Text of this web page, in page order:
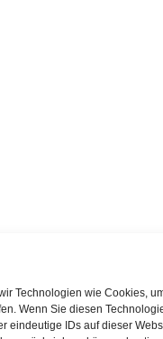
Technologien wie Cookies,
Wenn Sie diesen
eindeutige IDs auf dieser